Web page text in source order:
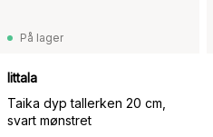
På lager
Iittala
Taika dyp tallerken 20 cm,
svart mønstret